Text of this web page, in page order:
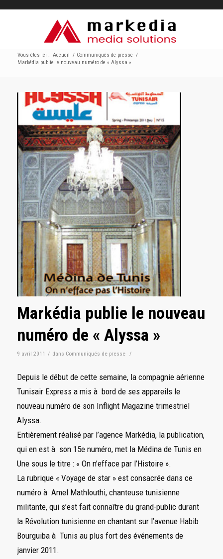
Vous êtes ici : Accueil / Communiqués de presse /
Markédia publie le nouveau numéro de « Alyssa »
Markédia publie le nouveau
numéro de « Alyssa »
9 avril 2011 / dans Communiqués de presse /
Depuis le début de cette semaine, la compagnie aérienne
Tunisair Express a mis à bord de ses appareils le
nouveau numéro de son Inflight Magazine trimestriel
Alyssa.
Entièrement réalisé par l’agence Markédia, la publication,
qui en est à son 15e numéro, met la Médina de Tunis en
Une sous le titre : « On n’efface par l’Histoire ».
La rubrique « Voyage de star » est consacrée dans ce
numéro à Amel Mathlouthi, chanteuse tunisienne
militante, qui s’est fait connaître du grand-public durant
la Révolution tunisienne en chantant sur l’avenue Habib
Bourguiba à Tunis au plus fort des événements de
janvier 2011.